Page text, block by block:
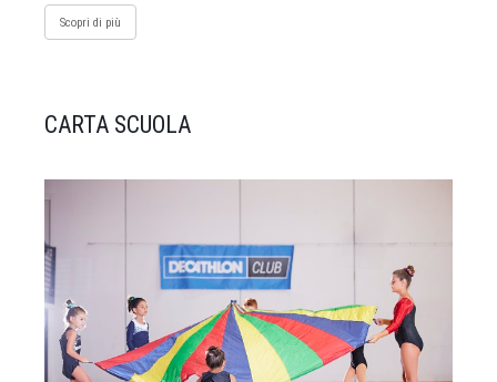
Scopri di più
CARTA SCUOLA